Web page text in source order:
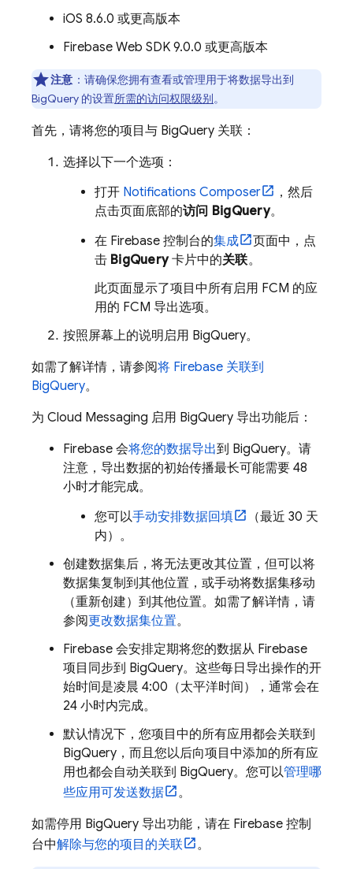
iOS 8.6.0 或更高版本
Firebase Web SDK 9.0.0 或更高版本
注意 ： 请确保您拥有查看或管理用于将数据导出到
BigQuery 的设置所需的访问权限级别。
首先，请将您的项目与 BigQuery 关联：
选择以下一个选项：
打开 Notifications Composer
，然后
点击页面底部的访问 BigQuery。
在 Firebase 控制台的集成
页面中，点
击 BigQuery卡片中的关联。
此页面显示了项目中所有启用 FCM 的应
用的 FCM 导出选项。
按照屏幕上的说明启用 BigQuery。
如需了解详情，请参阅将 Firebase 关联到
BigQuery。
为 Cloud Messaging 启用 BigQuery 导出功能后：
Firebase 会将您的数据导出到 BigQuery。请
注意，导出数据的初始传播最长可能需要 48
小时才能完成。
您可以手动安排数据回填
（最近 30 天
内）。
创建数据集后，将无法更改其位置，但可以将
数据集复制到其他位置，或手动将数据集移动
（重新创建）到其他位置。如需了解详情，请
参阅更改数据集位置。
Firebase 会安排定期将您的数据从 Firebase
项目同步到 BigQuery。这些每日导出操作的开
始时间是凌晨 4:00（太平洋时间），通常会在
24 小时内完成。
默认情况下，您项目中的所有应用都会关联到
BigQuery ，而且您以后向项目中添加的所有应
用也都会自动关联到 BigQuery。您可以管理哪
些应用可发送数据
。
如需停用 BigQuery 导出功能，请在 Firebase 控制
台中解除与您的项目的关联 。